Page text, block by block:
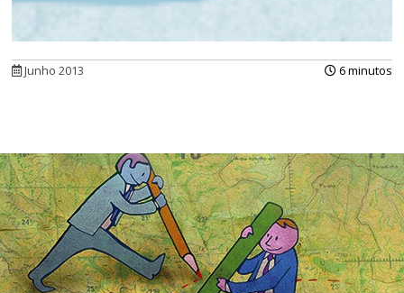
Junho 2013 6 minutos